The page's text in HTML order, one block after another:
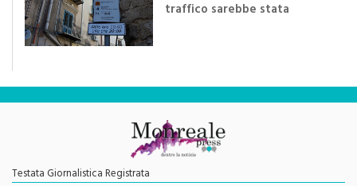
traffico sarebbe stata
Testata Giornalistica Registrata